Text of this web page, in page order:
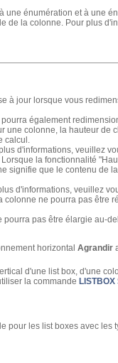
une énumération et à une
de la colonne. Pour plus
à jour lorsque vous
également
une colonne, la hauteur de
calcul.
d'informations, veuillez
Lorsque la fonctionnalité
signifie que le contenu de
d'informations, veuillez
ne pourra pas être
pas être élargie au-
horizontal Agrandir
d'une list box, d'une
la commande LISTBOX
pour les list boxes avec les